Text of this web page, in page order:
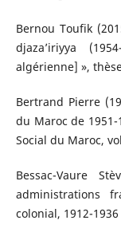
Bernou Toufik
djaza’iriyya
algérienne] »,
Bertrand Pierre
du Maroc de
Social du Maroc,
Bessac-Vaure
administrations
colonial, 1912-